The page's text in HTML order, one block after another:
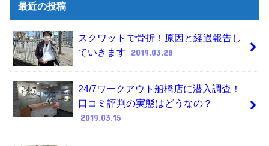
最近の投稿
スクワットで骨折！原因と経過報告し
ていきます 2019.03.28
24/7ワークアウト船橋店に潜入調査！
口コミ評判の実態はどうなの？
2019.03.15